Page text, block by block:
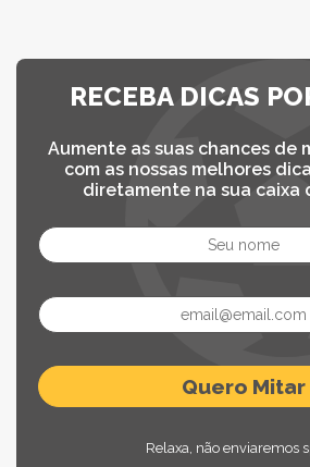
RECEBA DICAS
Aumente as suas chances de
com as nossas melhores
diretamente na sua caixa
Relaxa, não enviaremos